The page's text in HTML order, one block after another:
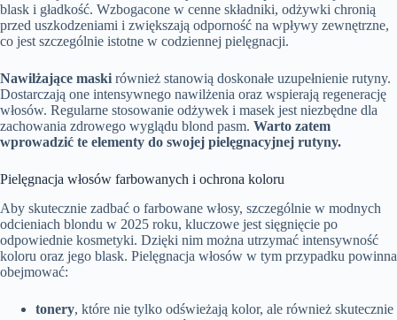
blask i gładkość. Wzbogacone w cenne składniki, odżywki chronią
przed uszkodzeniami i zwiększają odporność na wpływy zewnętrzne,
co jest szczególnie istotne w codziennej pielęgnacji.
Nawilżające maski również stanowią doskonałe uzupełnienie rutyny.
Dostarczają one intensywnego nawilżenia oraz wspierają regenerację
włosów. Regularne stosowanie odżywek i masek jest niezbędne dla
zachowania zdrowego wyglądu blond pasm. Warto zatem
wprowadzić te elementy do swojej pielęgnacyjnej rutyny.
Pielęgnacja włosów farbowanych i ochrona koloru
Aby skutecznie zadbać o farbowane włosy, szczególnie w modnych
odcieniach blondu w 2025 roku, kluczowe jest sięgnięcie po
odpowiednie kosmetyki. Dzięki nim można utrzymać intensywność
koloru oraz jego blask. Pielęgnacja włosów w tym przypadku powinna
obejmować:
tonery, które nie tylko odświeżają kolor, ale również skutecznie